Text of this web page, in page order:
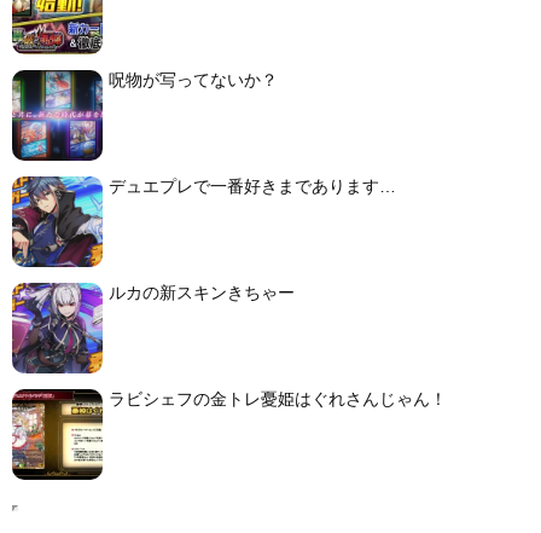
呪物が写ってないか？
デュエプレで一番好きまであります…
ルカの新スキンきちゃー
ラビシェフの金トレ憂姫はぐれさんじゃん！